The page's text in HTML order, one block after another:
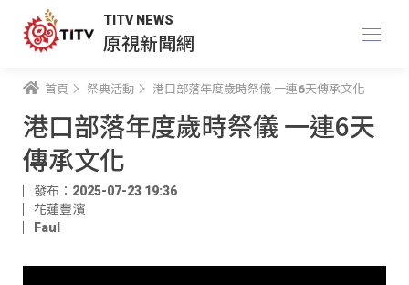
TITV NEWS
原視新聞網
首頁 祭典活動 港口部落年度歲時祭儀 一連6天傳承文化
港口部落年度歲時祭儀 一連6天
傳承文化
發布：2025-07-23 19:36
花蓮豐濱
Faul